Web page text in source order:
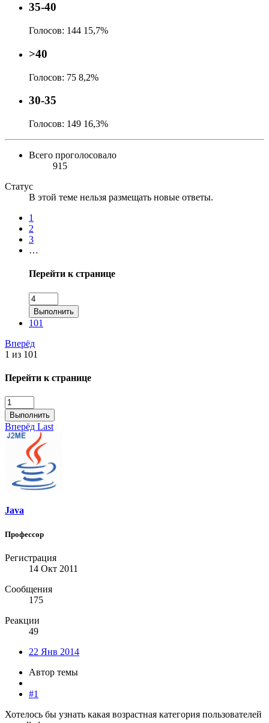
35-40
Голосов: 144 15,7%
>40
Голосов: 75 8,2%
30-35
Голосов: 149 16,3%
Всего проголосовало
915
Статус
В этой теме нельзя размещать новые ответы.
1
2
3
…
Перейти к странице
Выполнить
101
Вперёд
1 из 101
Перейти к странице
Выполнить
Вперёд Last
Java
Профессор
Регистрация
14 Окт 2011
Сообщения
175
Реакции
49
22 Янв 2014
Автор темы
#1
Хотелось бы узнать какая возрастная категория пользователей